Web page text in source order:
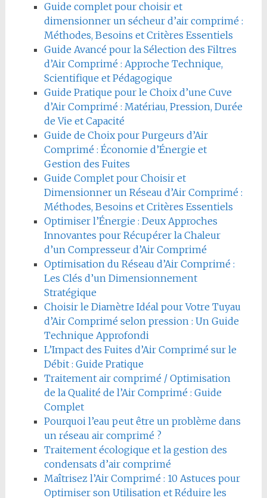
Guide complet pour choisir et
dimensionner un sécheur d’air comprimé :
Méthodes, Besoins et Critères Essentiels
Guide Avancé pour la Sélection des Filtres
d’Air Comprimé : Approche Technique,
Scientifique et Pédagogique
Guide Pratique pour le Choix d’une Cuve
d’Air Comprimé : Matériau, Pression, Durée
de Vie et Capacité
Guide de Choix pour Purgeurs d’Air
Comprimé : Économie d’Énergie et
Gestion des Fuites
Guide Complet pour Choisir et
Dimensionner un Réseau d’Air Comprimé :
Méthodes, Besoins et Critères Essentiels
Optimiser l’Énergie : Deux Approches
Innovantes pour Récupérer la Chaleur
d’un Compresseur d’Air Comprimé
Optimisation du Réseau d’Air Comprimé :
Les Clés d’un Dimensionnement
Stratégique
Choisir le Diamètre Idéal pour Votre Tuyau
d’Air Comprimé selon pression : Un Guide
Technique Approfondi
L’Impact des Fuites d’Air Comprimé sur le
Débit : Guide Pratique
Traitement air comprimé / Optimisation
de la Qualité de l’Air Comprimé : Guide
Complet
Pourquoi l’eau peut être un problème dans
un réseau air comprimé ?
Traitement écologique et la gestion des
condensats d’air comprimé
Maîtrisez l’Air Comprimé : 10 Astuces pour
Optimiser son Utilisation et Réduire les